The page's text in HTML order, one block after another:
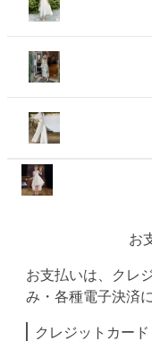
お
お支払いは、クレ
み・各種電子決済
クレジットカード